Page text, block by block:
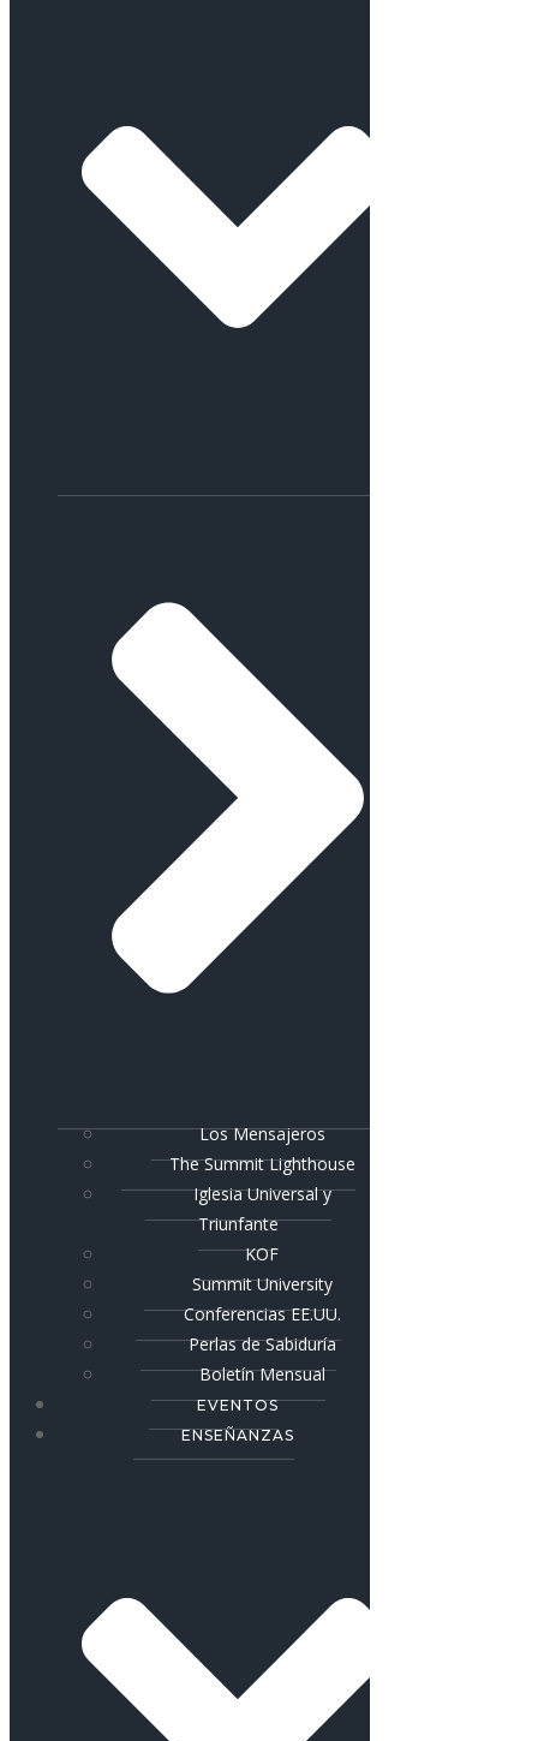
Los Mensajeros
The Summit Lighthouse
Iglesia Universal y
Triunfante
KOF
Summit University
Conferencias EE.UU.
Perlas de Sabiduría
Boletín Mensual
EVENTOS
ENSEÑANZAS